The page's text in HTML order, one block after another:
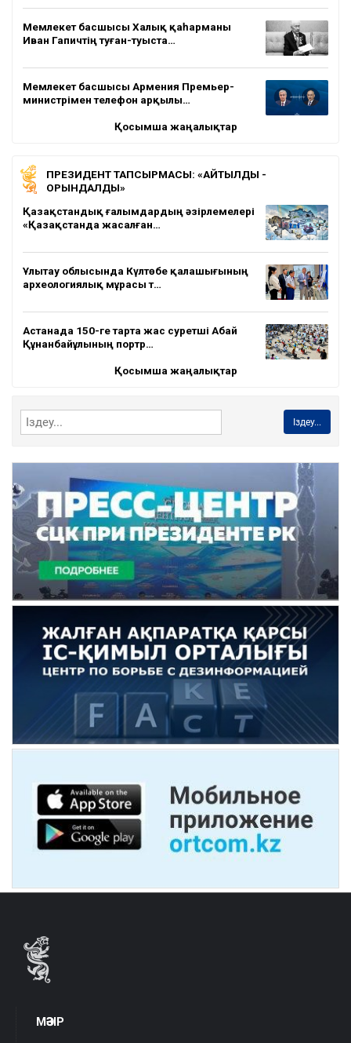
Мемлекет басшысы Халық қаһарманы
Иван Гапичтің туған-туыста…
Мемлекет басшысы Армения Премьер-
министрімен телефон арқылы…
Қосымша жаңалықтар
ПРЕЗИДЕНТ ТАПСЫРМАСЫ: «АЙТЫЛДЫ -
ОРЫНДАЛДЫ»
Қазақстандық ғалымдардың әзірлемелері
«Қазақстанда жасалған…
Ұлытау облысында Күлтөбе қалашығының
археологиялық мұрасы т…
Астанада 150-ге тарта жас суретші Абай
Құнанбайұлының портр…
Қосымша жаңалықтар
Іздеу...
МӘЗІР